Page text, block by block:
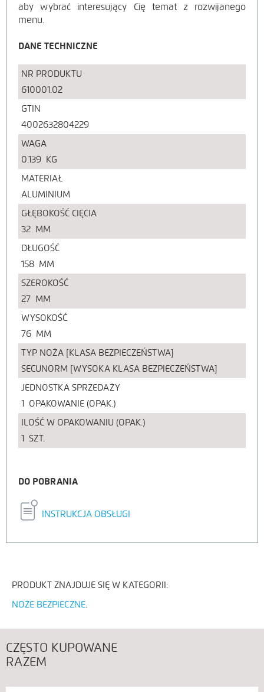
aby wybrać interesujący Cię temat z rozwijanego
menu.
DANE TECHNICZNE
NR PRODUKTU
610001.02
GTIN
4002632804229
WAGA
0.139 KG
MATERIAŁ
ALUMINIUM
GŁĘBOKOŚĆ CIĘCIA
32 MM
DŁUGOŚĆ
158 MM
SZEROKOŚĆ
27 MM
WYSOKOŚĆ
76 MM
TYP NOŻA [KLASA BEZPIECZEŃSTWA]
SECUNORM [WYSOKA KLASA BEZPIECZEŃSTWA]
JEDNOSTKA SPRZEDAŻY
1 OPAKOWANIE (OPAK.)
ILOŚĆ W OPAKOWANIU (OPAK.)
1 SZT.
DO POBRANIA
INSTRUKCJA OBSŁUGI
PRODUKT ZNAJDUJE SIĘ W KATEGORII:
NOŻE BEZPIECZNE
CZĘSTO KUPOWANE
RAZEM